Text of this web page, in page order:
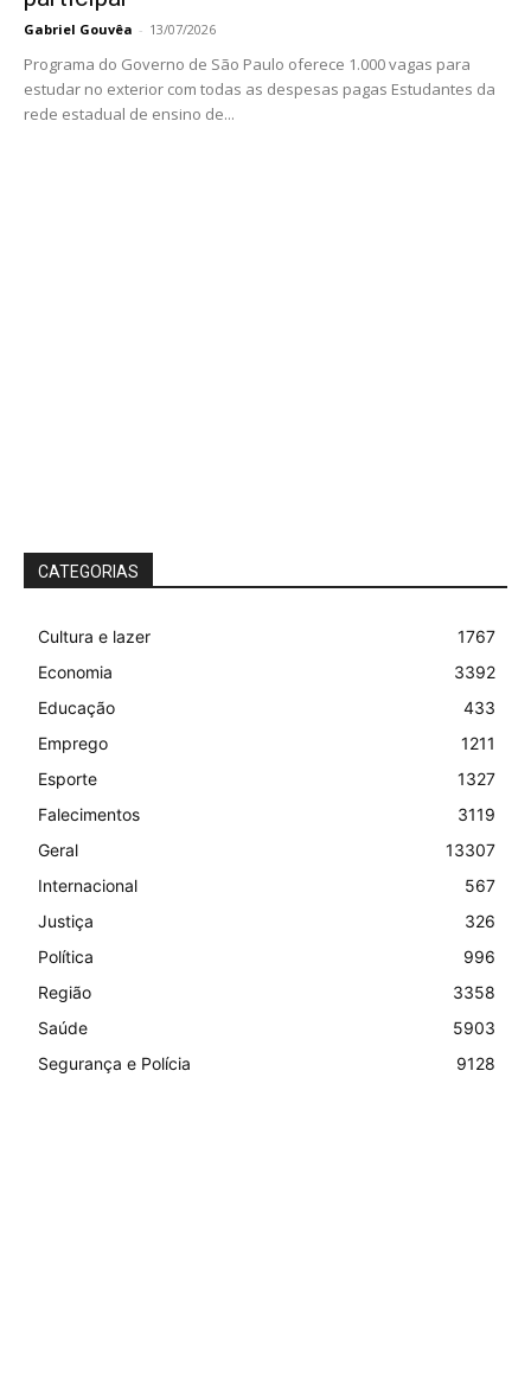
Gabriel Gouvêa - 13/07/2026
Programa do Governo de São Paulo oferece 1.000 vagas para
estudar no exterior com todas as despesas pagas Estudantes da
rede estadual de ensino de...
CATEGORIAS
Cultura e lazer
1767
Economia
3392
Educação
433
Emprego
1211
Esporte
1327
Falecimentos
3119
Geral
13307
Internacional
567
Justiça
326
Política
996
Região
3358
Saúde
5903
Segurança e Polícia
9128